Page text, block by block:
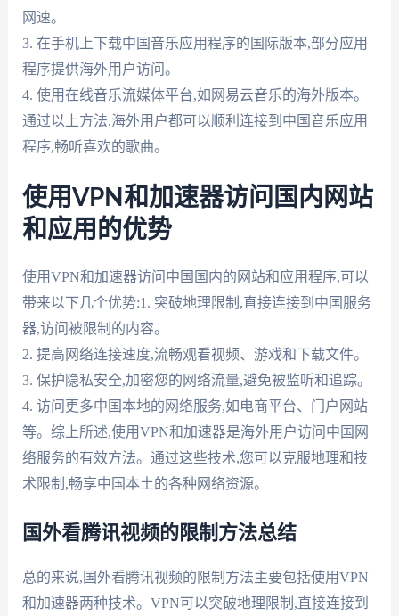
网速。
3. 在手机上下载中国音乐应用程序的国际版本,部分应用
程序提供海外用户访问。
4. 使用在线音乐流媒体平台,如网易云音乐的海外版本。
通过以上方法,海外用户都可以顺利连接到中国音乐应用
程序,畅听喜欢的歌曲。
使用VPN和加速器访问国内网站
和应用的优势
使用VPN和加速器访问中国国内的网站和应用程序,可以
带来以下几个优势:1. 突破地理限制,直接连接到中国服务
器,访问被限制的内容。
2. 提高网络连接速度,流畅观看视频、游戏和下载文件。
3. 保护隐私安全,加密您的网络流量,避免被监听和追踪。
4. 访问更多中国本地的网络服务,如电商平台、门户网站
等。综上所述,使用VPN和加速器是海外用户访问中国网
络服务的有效方法。通过这些技术,您可以克服地理和技
术限制,畅享中国本土的各种网络资源。
国外看腾讯视频的限制方法总结
总的来说,国外看腾讯视频的限制方法主要包括使用VPN
和加速器两种技术。VPN可以突破地理限制,直接连接到